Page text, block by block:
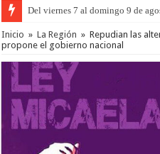
Del viernes 7 al domingo 9 de
Inicio » La Región » Repudian las
propone el gobierno nacional